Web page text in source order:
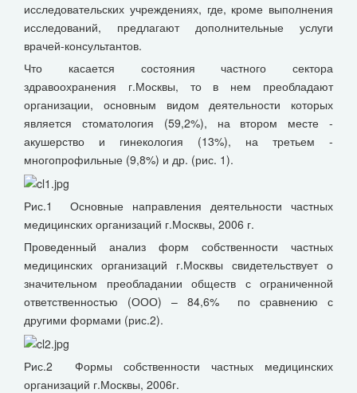
исследовательских учреждениях, где, кроме выполнения
исследований, предлагают дополнительные услуги
врачей-консультантов.
Что касается состояния частного сектора
здравоохранения г.Москвы, то в нем преобладают
организации, основным видом деятельности которых
является стоматология (59,2%), на втором месте -
акушерство и гинекология (13%), на третьем -
многопрофильные (9,8%) и др. (рис. 1).
Рис.1 Основные направления деятельности частных
медицинских организаций г.Москвы, 2006 г.
Проведенный анализ форм собственности частных
медицинских организаций г.Москвы свидетельствует о
значительном преобладании обществ с ограниченной
ответственностью (ООО) – 84,6% по сравнению с
другими формами (рис.2).
Рис.2 Формы собственности частных медицинских
организаций г.Москвы, 2006г.